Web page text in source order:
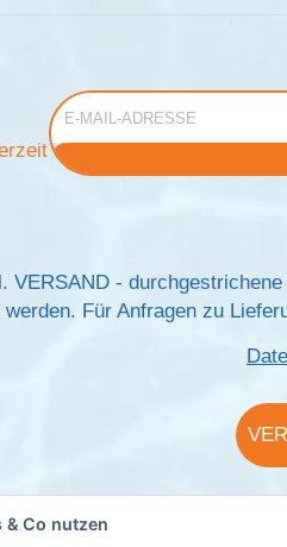
& Co nutzen
E-Mail-Adresse
VERSAND -
Für Anfragen zu